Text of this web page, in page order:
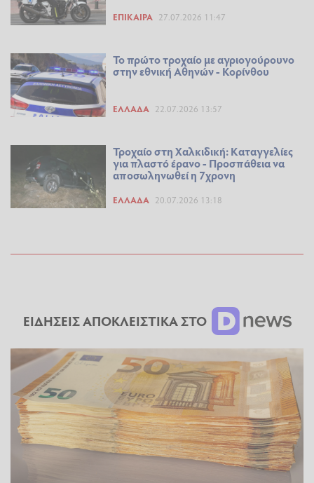
ΕΠΊΚΑΙΡΑ 27.07.2026 11:47
Το πρώτο τροχαίο με αγριογούρουνο
στην εθνική Αθηνών - Κορίνθου
ΕΛΛΆΔΑ 22.07.2026 13:57
Τροχαίο στη Χαλκιδική: Καταγγελίες
για πλαστό έρανο - Προσπάθεια να
αποσωληνωθεί η 7χρονη
ΕΛΛΆΔΑ 20.07.2026 13:18
ΕΙΔΗΣΕΙΣ ΑΠΟΚΛΕΙΣΤΙΚΑ ΣΤΟ